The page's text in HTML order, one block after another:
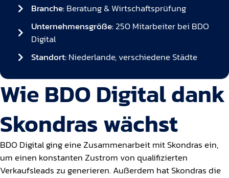
Branche:Beratung & Wirtschaftsprüfung
Unternehmensgröße:250 Mitarbeiter bei BDO
Digital
Standort:Niederlande, verschiedene Städte
Wie BDO Digital dank
Skondras wächst
BDO Digital ging eine Zusammenarbeit mit Skondras ein,
um einen konstanten Zustrom von qualifizierten
Verkaufsleads zu generieren. Außerdem hat Skondras die